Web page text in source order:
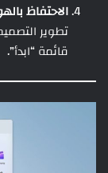
الاحتفاظ
تطوير
قائمة “ابدأ”.